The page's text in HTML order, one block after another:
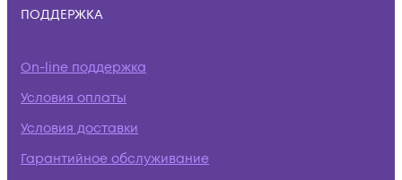
ПОДДЕРЖКА
On-line поддержка
Условия оплаты
Условия доставки
Гарантийное обслуживание